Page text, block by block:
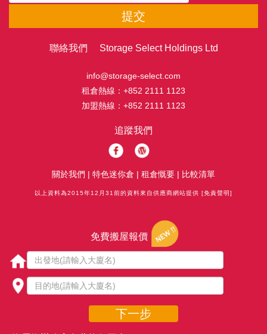
提交
聯絡我們 Storage Select Holdings Ltd
info@storage-select.com
租倉熱線： +852 2111 1123
加盟熱線： +852 2111 1123
追蹤我們
關於我們 | 特色迷你倉 | 租倉慨要 | 比較清單
以上資料為2015年12月31前的資料來自供應商網站提供 [免責聲明]
免費搬屋報價
下一步